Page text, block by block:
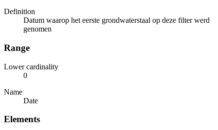
Definition
Datum waarop het eerste grondwaterstaal op deze filter werd
genomen
Range
Lower cardinality
0
Name
Date
Elements